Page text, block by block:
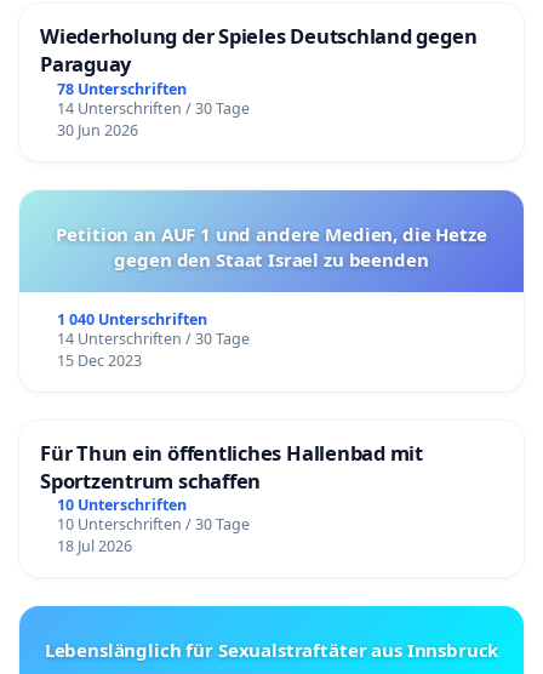
Wiederholung der Spieles Deutschland gegen
Paraguay
78 Unterschriften
14 Unterschriften / 30 Tage
30 Jun 2026
Petition an AUF 1 und andere Medien, die Hetze
gegen den Staat Israel zu beenden
1 040 Unterschriften
14 Unterschriften / 30 Tage
15 Dec 2023
Für Thun ein öffentliches Hallenbad mit
Sportzentrum schaffen
10 Unterschriften
10 Unterschriften / 30 Tage
18 Jul 2026
Lebenslänglich für Sexualstraftäter aus Innsbruck